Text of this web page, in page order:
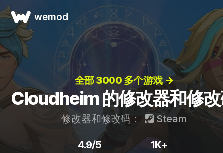
wemod
全部 3000 多个游戏 →
Cloudheim 的修改器和修
修改器和修改码： Steam
4.9/5 1K+